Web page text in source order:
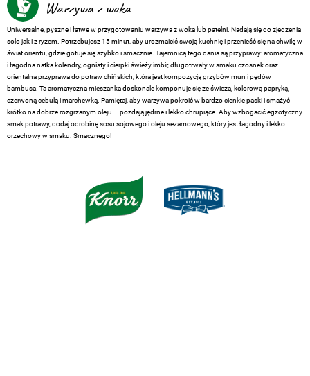
Warzywa z woka
Uniwersalne, pyszne i łatwe w przygotowaniu warzywa z woka lub patelni. Nadają się do zjedzenia
solo jak i z ryżem. Potrzebujesz 15 minut, aby urozmaicić swoją kuchnię i przenieść się na chwilę w
świat orientu, gdzie gotuje się szybko i smacznie. Tajemnicą tego dania są przyprawy: aromatyczna
i łagodna natka kolendry, ognisty i cierpki świeży imbir, długotrwały w smaku czosnek oraz
orientalna przyprawa do potraw chińskich, która jest kompozycją grzybów mun i pędów
bambusa. Ta aromatyczna mieszanka doskonale komponuje się ze świeżą, kolorową papryką,
czerwoną cebulą i marchewką. Pamiętaj, aby warzywa pokroić w bardzo cienkie paski i smażyć
krótko na dobrze rozgrzanym oleju – pozdają jędrne i lekko chrupiące. Aby wzbogacić egzotyczny
smak potrawy, dodaj odrobinę sosu sojowego i oleju sezamowego, który jest łagodny i lekko
orzechowy w smaku. Smacznego!